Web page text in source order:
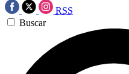
RSS
Buscar